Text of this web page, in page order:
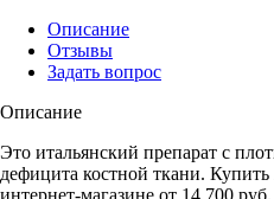
Описание
Отзывы
Задать вопрос
Описание
Это итальянский препарат с
дефицита костной ткани.
интернет-магазине от 14 700